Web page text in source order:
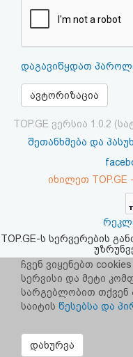
პაროლის
HTML
კოდი
შეთანხმება
პასუხისმგებლობის
უარყოფა
დაგავიწყდათ
ავტორიზაცია
TOP.GE ვერსია 1.0.2
შეთანხმება და
იხილეთ TOP.GE
TOP.GE-ს სერვერების
ჩვენ ვიყენებთ
სერვისი და მეტი
სარგებლობით თქვენ
საიტის წესებსა და
დახურვა